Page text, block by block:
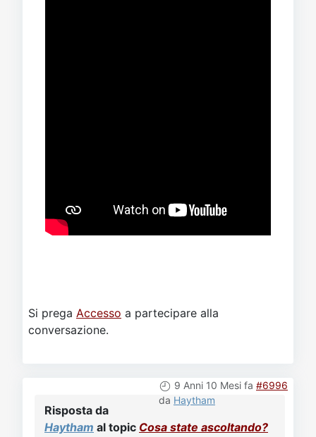
Si prega Accesso a partecipare alla
conversazione.
9 Anni 10 Mesi fa #6996
da Haytham
Risposta da
Haytham al topic Cosa state ascoltando?